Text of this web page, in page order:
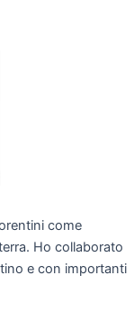
come
Ho collaborato
e con importanti